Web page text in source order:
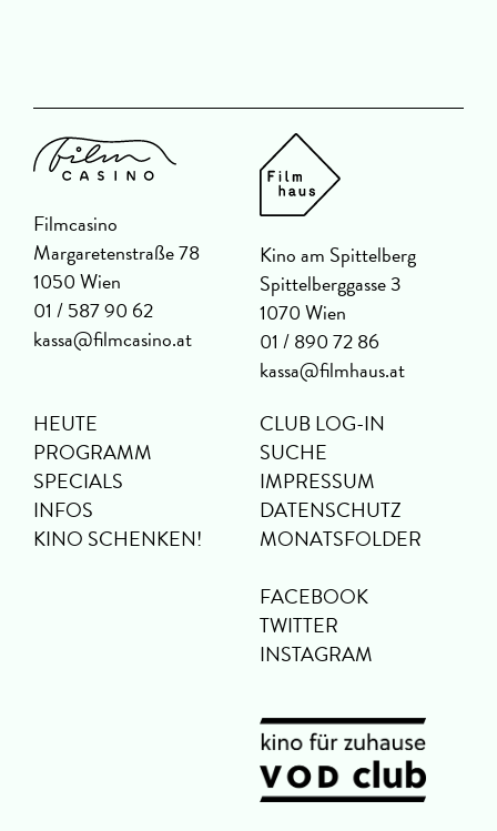
Filmcasino
Margaretenstraße 78
1050 Wien
01 / 587 90 62
kassa@filmcasino.at
Kino am Spittelberg
Spittelberggasse 3
1070 Wien
01 / 890 72 86
kassa@filmhaus.at
HEUTE
PROGRAMM
SPECIALS
INFOS
KINO SCHENKEN!
CLUB LOG-IN
SUCHE
IMPRESSUM
DATENSCHUTZ
MONATSFOLDER
FACEBOOK
TWITTER
INSTAGRAM